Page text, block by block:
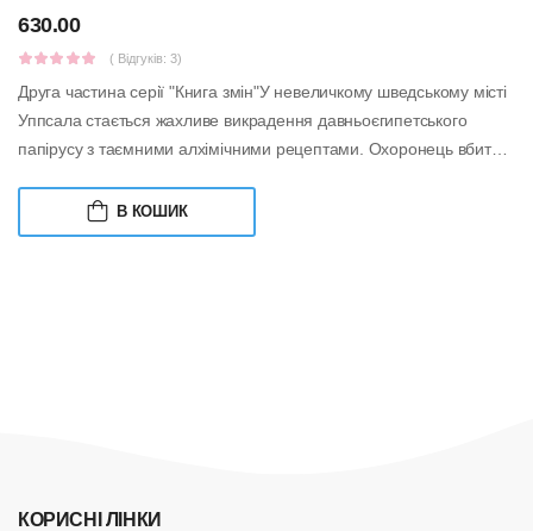
630.00
( Відгуків: 3)
Друга частина серії "Книга змін"У невеличкому шведському місті
Уппсала стається жахливе викрадення давньоєгипетського
папірусу з таємними алхімічними рецептами. Охоронець вбитий,
В КОШИК
КОРИСНІ ЛІНКИ